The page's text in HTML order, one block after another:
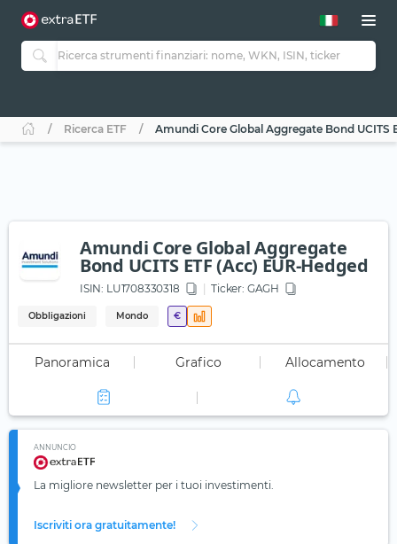
Ricerca ETF Amundi Core Global Aggregate Bond UCITS
Amundi Core Global Aggregate
Bond UCITS ETF (Acc) EUR-Hedged
ISIN: LU1708330318 Ticker: GAGH
Obbligazioni Mondo €
Panoramica Grafico Allocamento
ANNUNCIO
La migliore newsletter per i tuoi investimenti.
Iscriviti ora gratuitamente!